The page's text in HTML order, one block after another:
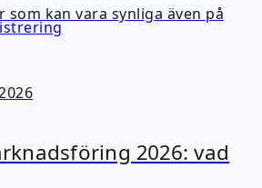
kan vara synliga även på
2026: vad